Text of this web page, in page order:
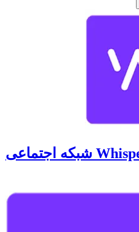
دانلود ویسپر 9.25.3 Whisper شبکه اجتماعی